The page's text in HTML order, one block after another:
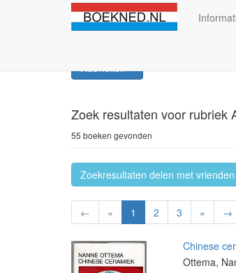
Rubrieken
Zoek resultaten voor rubriek
55 boeken gevonden
Zoekresultaten delen met vrienden
← « 1 2 3 » →
Chinese
Ottema,